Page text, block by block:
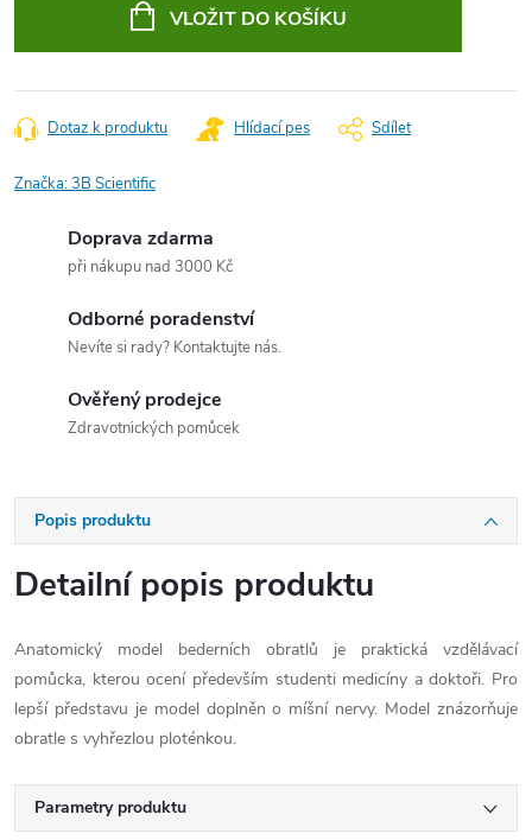
VLOŽIT DO KOŠÍKU
Dotaz k produktu Hlídací pes Sdílet
Značka:3B Scientific
Doprava zdarma
při nákupu nad 3000 Kč
Odborné poradenství
Nevíte si rady? Kontaktujte nás.
Ověřený prodejce
Zdravotnických pomůcek
Popis produktu
Detailní popis produktu
Anatomický model bederních obratlů je praktická vzdělávací
pomůcka, kterou ocení především studenti medicíny a doktoři. Pro
lepší představu je model doplněn o míšní nervy. Model znázorňuje
obratle s vyhřezlou ploténkou.
Parametry produktu